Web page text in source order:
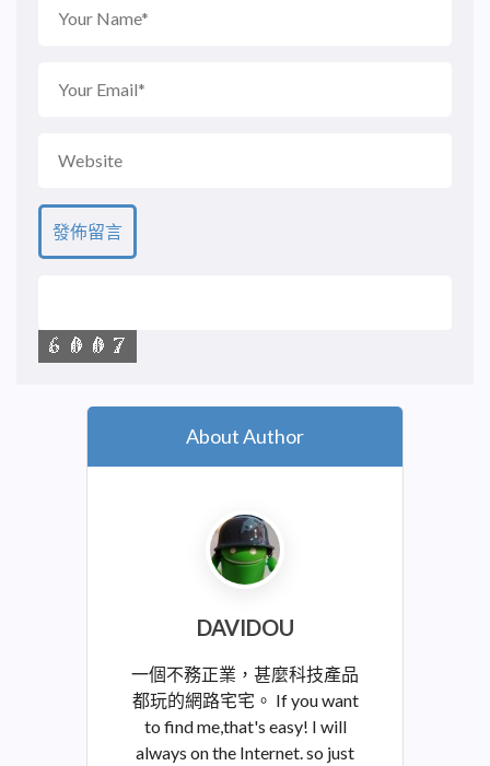
About Author
DAVIDOU
一個不務正業，甚麼科技產品
都玩的網路宅宅。 If you want
to find me,that's easy! I will
always on the Internet. so just